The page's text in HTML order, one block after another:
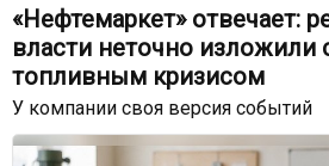
«Нефтемаркет» отвечает:
власти неточно изложили
топливным кризисом
У компании своя версия событий